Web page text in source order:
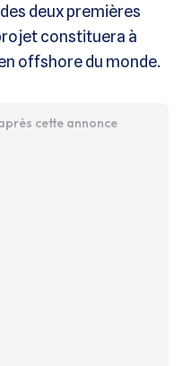
deux premières
constituera à
offshore du monde.
cette annonce